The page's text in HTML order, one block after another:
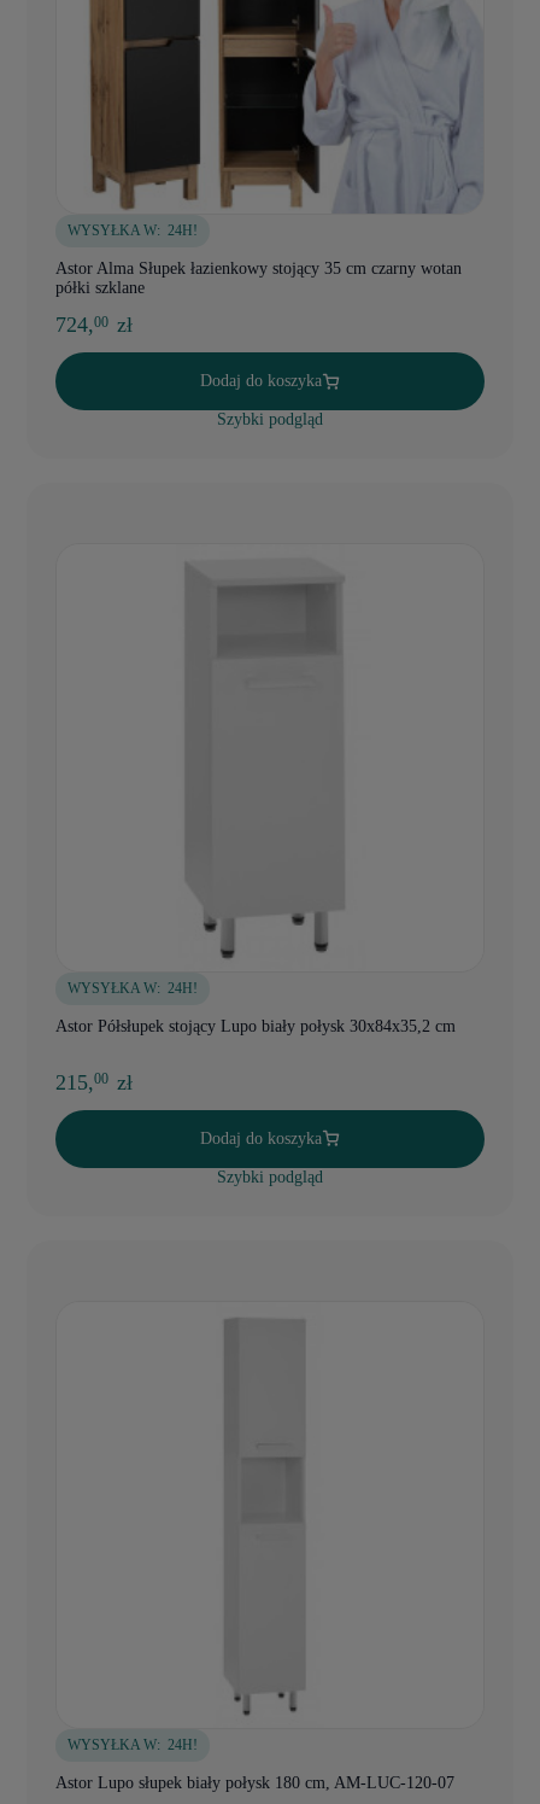
WYSYŁKA W: 24H!
Astor Alma Słupek łazienkowy stojący 35 cm czarny wotan
półki szklane
724,00 zł
Dodaj do koszyka
Szybki podgląd
WYSYŁKA W: 24H!
Astor Półsłupek stojący Lupo biały połysk 30x84x35,2 cm
215,00 zł
Dodaj do koszyka
Szybki podgląd
WYSYŁKA W: 24H!
Astor Lupo słupek biały połysk 180 cm, AM-LUC-120-07